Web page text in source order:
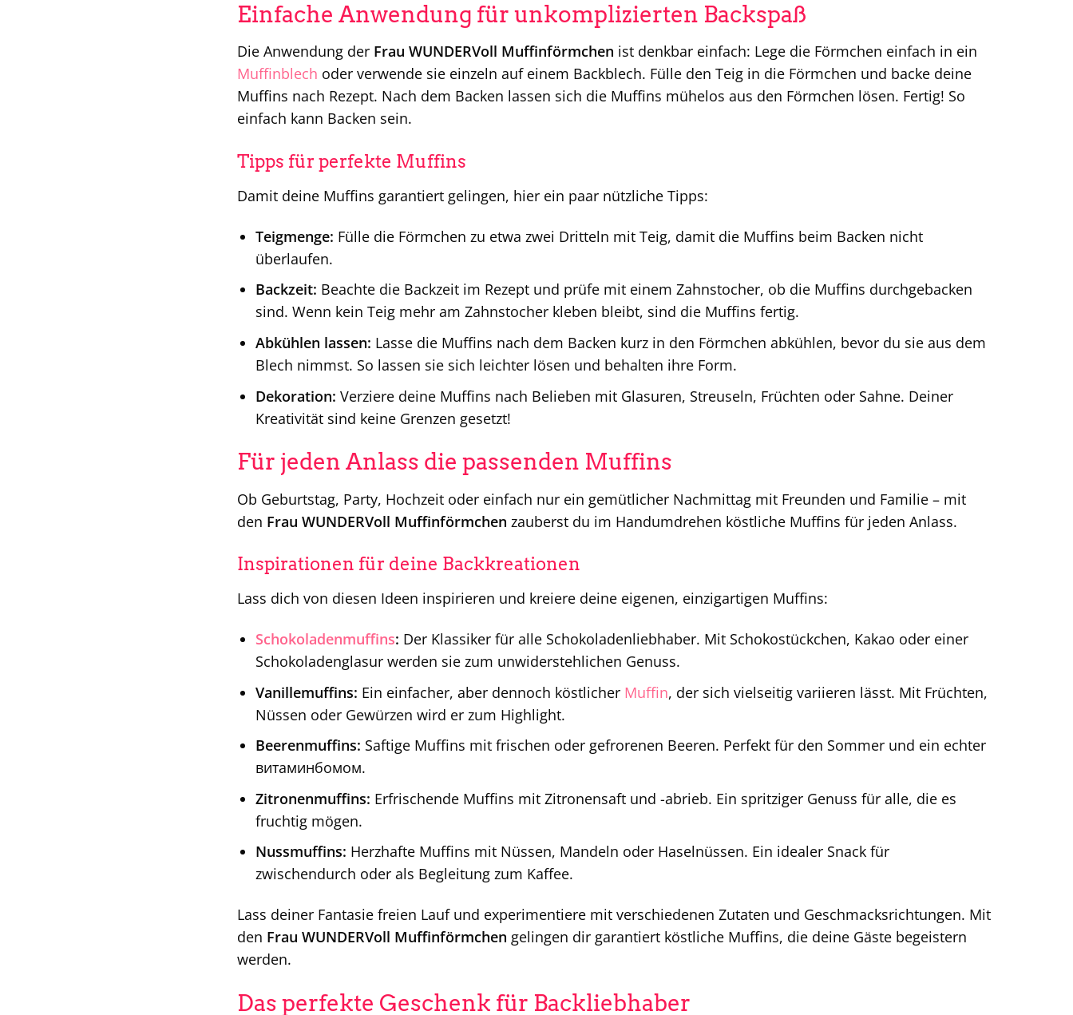
Einfache Anwendung für unkomplizierten Backspaß
Die Anwendung der Frau WUNDERVoll Muffinförmchen ist denkbar einfach: Lege die Förmchen einfach in ein
Muffinblech oder verwende sie einzeln auf einem Backblech. Fülle den Teig in die Förmchen und backe deine
Muffins nach Rezept. Nach dem Backen lassen sich die Muffins mühelos aus den Förmchen lösen. Fertig! So
einfach kann Backen sein.
Tipps für perfekte Muffins
Damit deine Muffins garantiert gelingen, hier ein paar nützliche Tipps:
Teigmenge: Fülle die Förmchen zu etwa zwei Dritteln mit Teig, damit die Muffins beim Backen nicht
überlaufen.
Backzeit: Beachte die Backzeit im Rezept und prüfe mit einem Zahnstocher, ob die Muffins durchgebacken
sind. Wenn kein Teig mehr am Zahnstocher kleben bleibt, sind die Muffins fertig.
Abkühlen lassen: Lasse die Muffins nach dem Backen kurz in den Förmchen abkühlen, bevor du sie aus dem
Blech nimmst. So lassen sie sich leichter lösen und behalten ihre Form.
Dekoration: Verziere deine Muffins nach Belieben mit Glasuren, Streuseln, Früchten oder Sahne. Deiner
Kreativität sind keine Grenzen gesetzt!
Für jeden Anlass die passenden Muffins
Ob Geburtstag, Party, Hochzeit oder einfach nur ein gemütlicher Nachmittag mit Freunden und Familie – mit
den Frau WUNDERVoll Muffinförmchen zauberst du im Handumdrehen köstliche Muffins für jeden Anlass.
Inspirationen für deine Backkreationen
Lass dich von diesen Ideen inspirieren und kreiere deine eigenen, einzigartigen Muffins:
Schokoladenmuffins: Der Klassiker für alle Schokoladenliebhaber. Mit Schokostückchen, Kakao oder einer
Schokoladenglasur werden sie zum unwiderstehlichen Genuss.
Vanillemuffins: Ein einfacher, aber dennoch köstlicher Muffin, der sich vielseitig variieren lässt. Mit Früchten,
Nüssen oder Gewürzen wird er zum Highlight.
Beerenmuffins: Saftige Muffins mit frischen oder gefrorenen Beeren. Perfekt für den Sommer und ein echter
витаминбомом.
Zitronenmuffins: Erfrischende Muffins mit Zitronensaft und -abrieb. Ein spritziger Genuss für alle, die es
fruchtig mögen.
Nussmuffins: Herzhafte Muffins mit Nüssen, Mandeln oder Haselnüssen. Ein idealer Snack für
zwischendurch oder als Begleitung zum Kaffee.
Lass deiner Fantasie freien Lauf und experimentiere mit verschiedenen Zutaten und Geschmacksrichtungen. Mit
den Frau WUNDERVoll Muffinförmchen gelingen dir garantiert köstliche Muffins, die deine Gäste begeistern
werden.
Das perfekte Geschenk für Backliebhaber